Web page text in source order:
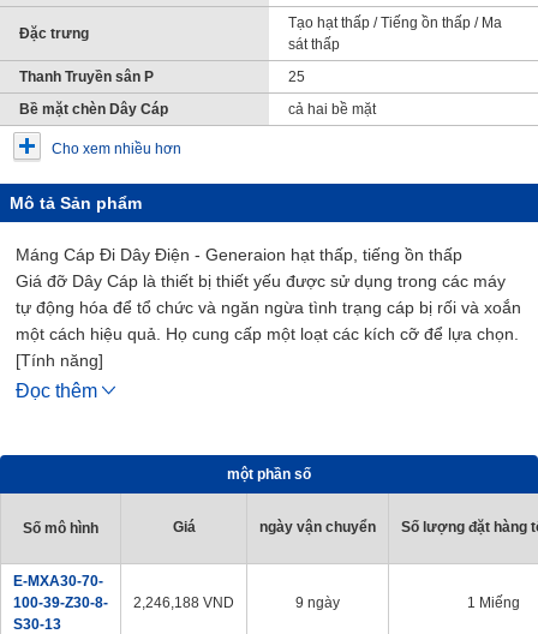
Đặc trưng
Tạo hạt thấp / Tiếng ồn thấp / Ma
sát thấp
Thanh Truyền sân P
25
Bề mặt chèn Dây Cáp
cả hai bề mặt
Cho xem nhiều hơn
Mô tả Sản phẩm
Máng Cáp Đi Dây Điện - Generaion hạt thấp, tiếng ồn thấp
Giá đỡ Dây Cáp là thiết bị thiết yếu được sử dụng trong các máy
tự động hóa để tổ chức và ngăn ngừa tình trạng cáp bị rối và xoắn
một cách hiệu quả. Họ cung cấp một loạt các kích cỡ để lựa chọn.
[Tính năng]
- Chiều rộng bên trong Tối thiểu / Tối đa (mm.): 30 và 100
- Số lượng liên kết (PCS.): có thể chọn từ 10 đến 65
- Vật Liệu: PA+Sợi thủy tinh
[Ứng Dụng]
ngừa các sự cố do cáp bị rối và xoắn.
Đọc thêm
một phần số
Số mô hình Giá ngày vận chuyển Số lượng đặt hàng
E-MXA30-70-
100-39-Z30-8-
S30-13
2,246,188 VND 9 ngày 1 Miếng